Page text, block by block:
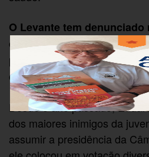
O Levante tem
deputado Eduardo Cunha.
pauta da juventude? Como
contra ele?
Desde o ano passado,
dos maiores inimigos da
assumir a presidência da